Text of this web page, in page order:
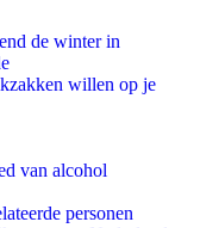
de winter in
willen op je
van alcohol
personen